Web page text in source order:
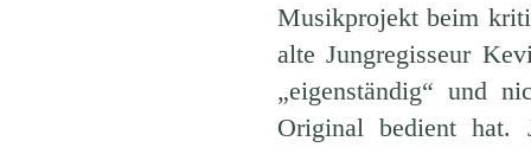
Musikprojekt beim
alte Jungregisseur
„eigenständig“ und
Original bedient hat.